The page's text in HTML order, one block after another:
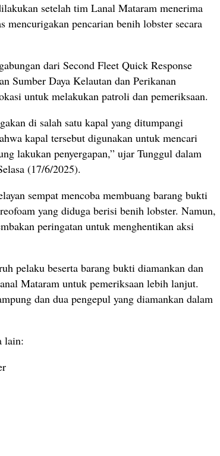
setelah tim Lanal Mataram menerima
pencarian benih lobster secara
dari Second Fleet Quick Response
Sumber Daya Kelautan dan Perikanan
untuk melakukan patroli dan pemeriksaan.
di salah satu kapal yang ditumpangi
kapal tersebut digunakan untuk mencari
lakukan penyergapan,” ujar Tunggul dalam
(17/6/2025).
sempat mencoba membuang barang bukti
yang diduga berisi benih lobster. Namun,
peringatan untuk menghentikan aksi
pelaku beserta barang bukti diamankan dan
Mataram untuk pemeriksaan lebih lanjut.
dan dua pengepul yang diamankan dalam
lain: